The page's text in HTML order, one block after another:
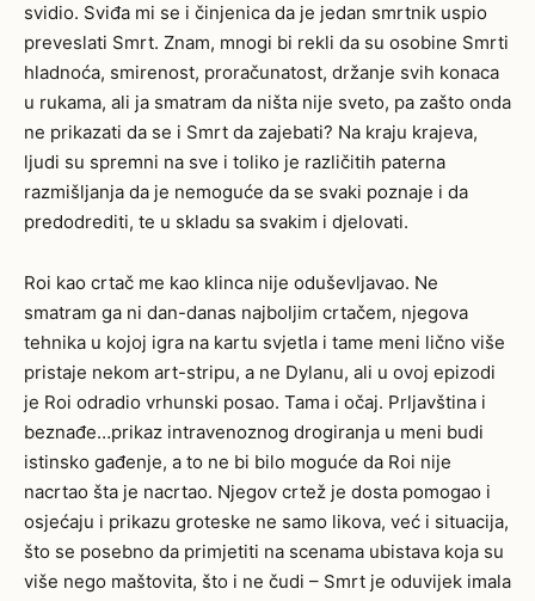
svidio. Sviđa mi se i činjenica da je jedan smrtnik uspio
preveslati Smrt. Znam, mnogi bi rekli da su osobine Smrti
hladnoća, smirenost, proračunatost, držanje svih konaca
u rukama, ali ja smatram da ništa nije sveto, pa zašto onda
ne prikazati da se i Smrt da zajebati? Na kraju krajeva,
ljudi su spremni na sve i toliko je različitih paterna
razmišljanja da je nemoguće da se svaki poznaje i da
predodrediti, te u skladu sa svakim i djelovati.
Roi kao crtač me kao klinca nije oduševljavao. Ne
smatram ga ni dan-danas najboljim crtačem, njegova
tehnika u kojoj igra na kartu svjetla i tame meni lično više
pristaje nekom art-stripu, a ne Dylanu, ali u ovoj epizodi
je Roi odradio vrhunski posao. Tama i očaj. Prljavština i
beznađe…prikaz intravenoznog drogiranja u meni budi
istinsko gađenje, a to ne bi bilo moguće da Roi nije
nacrtao šta je nacrtao. Njegov crtež je dosta pomogao i
osjećaju i prikazu groteske ne samo likova, već i situacija,
što se posebno da primjetiti na scenama ubistava koja su
više nego maštovita, što i ne čudi – Smrt je oduvijek imala